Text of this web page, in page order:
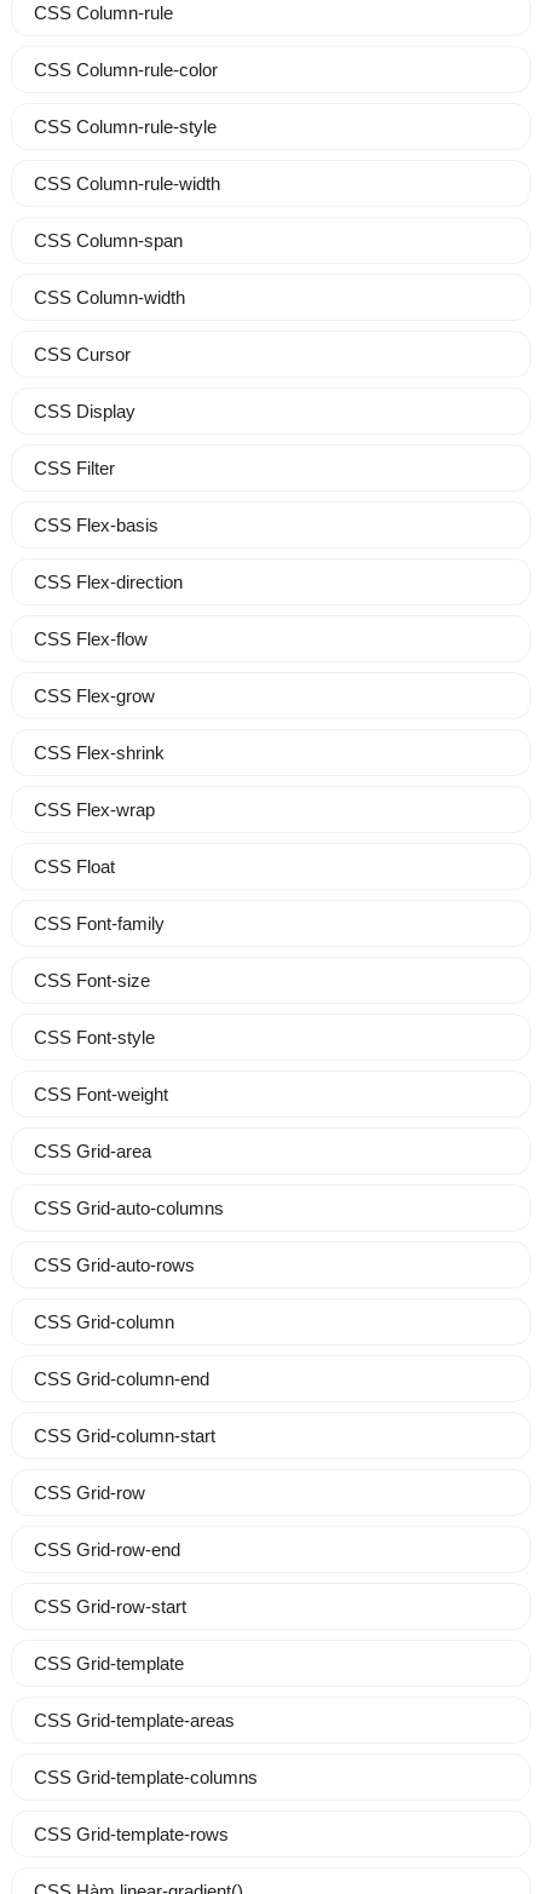
CSS Column-rule
CSS Column-rule-color
CSS Column-rule-style
CSS Column-rule-width
CSS Column-span
CSS Column-width
CSS Cursor
CSS Display
CSS Filter
CSS Flex-basis
CSS Flex-direction
CSS Flex-flow
CSS Flex-grow
CSS Flex-shrink
CSS Flex-wrap
CSS Float
CSS Font-family
CSS Font-size
CSS Font-style
CSS Font-weight
CSS Grid-area
CSS Grid-auto-columns
CSS Grid-auto-rows
CSS Grid-column
CSS Grid-column-end
CSS Grid-column-start
CSS Grid-row
CSS Grid-row-end
CSS Grid-row-start
CSS Grid-template
CSS Grid-template-areas
CSS Grid-template-columns
CSS Grid-template-rows